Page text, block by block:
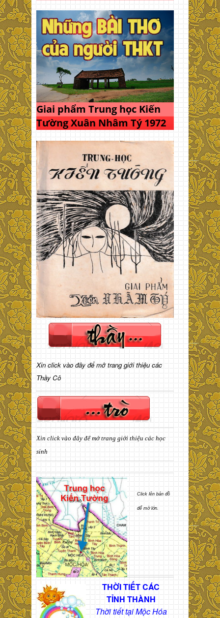
Giai phẩm Trung học Kiến
Tường Xuân Nhâm Tý 1972
Xin click vào đây để mở trang giới thiệu các
Thầy Cô
Xin click vào đây để mở trang giới thiệu các học
sinh
Click lên bản đồ
để mở lớn.
THỜI TIẾT CÁC
TỈNH THÀNH
Thời tiết tại Mộc Hóa